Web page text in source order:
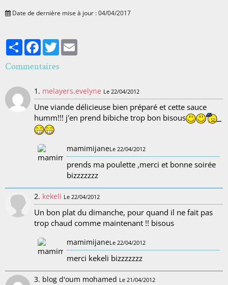
Date de dernière mise à jour : 04/04/2017
PartagerFacebook
Twitter
Commentaires
1. melayers.evelyne Le 22/04/2012
Une viande délicieuse bien préparé et cette sauce
humm!!! j'en prend bibiche trop bon bisous
mamimijaneLe 22/04/2012
prends ma poulette ,merci et bonne soirée
bizzzzzzz
2. kekeli Le 22/04/2012
Un bon plat du dimanche, pour quand il ne fait pas
trop chaud comme maintenant !! bisous
mamimijaneLe 22/04/2012
merci kekeli bizzzzzzz
3. blog d'oum mohamed Le 21/04/2012